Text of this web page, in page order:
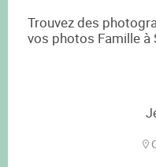
Trouvez des
vos photos Famille à